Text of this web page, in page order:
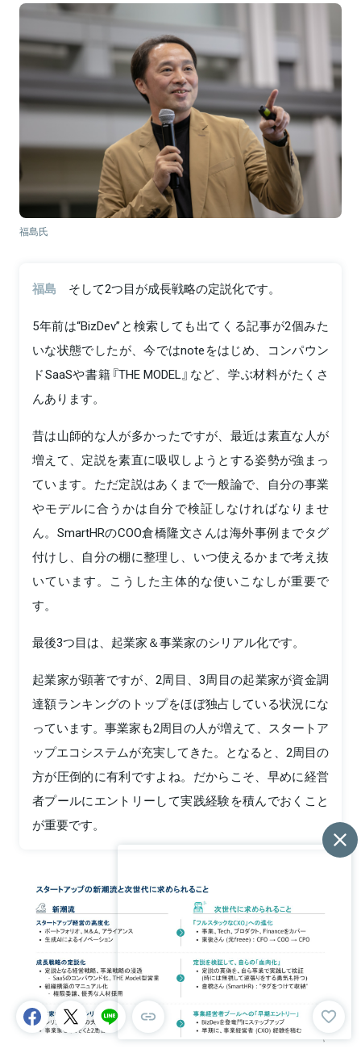
福島氏
福島 そして2つ目が成長戦略の定説化です。
5年前は“BizDev”と検索しても出てくる記事が2個みた
いな状態でしたが、今ではnoteをはじめ、コンパウン
ドSaaSや書籍『THE MODEL』など、学ぶ材料がたくさ
んあります。
昔は山師的な人が多かったですが、最近は素直な人が
増えて、定説を素直に吸収しようとする姿勢が強まっ
ています。ただ定説はあくまで一般論で、自分の事業
やモデルに合うかは自分で検証しなければなりませ
ん。SmartHRのCOO倉橋隆文さんは海外事例までタグ
付けし、自分の棚に整理し、いつ使えるかまで考え抜
いています。こうした主体的な使いこなしが重要で
す。
最後3つ目は、起業家＆事業家のシリアル化です。
起業家が顕著ですが、2周目、3周目の起業家が資金調
達額ランキングのトップをほぼ独占している状況にな
っています。事業家も2周目の人が増えて、スタートア
ップエコシステムが充実してきた。となると、2周目の
方が圧倒的に有利ですよね。だからこそ、早めに経営
者プールにエントリーして実践経験を積んでおくこと
が重要です。